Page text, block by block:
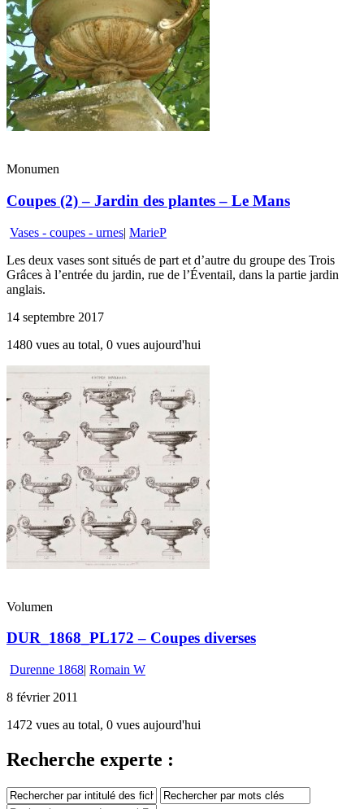
Monumen
Coupes (2) – Jardin des plantes – Le Mans
Vases - coupes - urnes| MarieP
Les deux vases sont situés de part et d’autre du groupe des Trois
Grâces à l’entrée du jardin, rue de l’Éventail, dans la partie jardin
anglais.
14 septembre 2017
1480 vues au total, 0 vues aujourd'hui
Volumen
DUR_1868_PL172 – Coupes diverses
Durenne 1868| Romain W
8 février 2011
1472 vues au total, 0 vues aujourd'hui
Recherche experte :